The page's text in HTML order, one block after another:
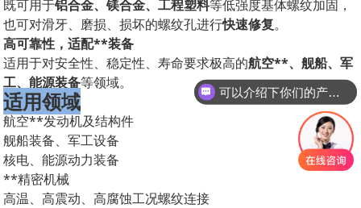
既可用于铝合金、镁合金、工程塑料等低强度基体螺纹加固，
也可对滑牙、磨损、损坏的螺纹孔进行快速修复。
高可靠性，适配**装备
适用于对安全性、稳定性、寿命要求极高的航空**、舰船、军
工、能源装备等领域。
适用领域
航空**发动机及结构件
舰船装备、军工设备
核电、能源动力装备
**精密机械
高温、高震动、高腐蚀工况螺纹连接
可以介绍下你们的产品么？